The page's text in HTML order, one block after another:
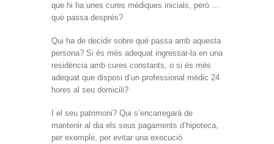
que hi ha unes cures mèdiques inicials, però …
què passa després?
Qui ha de decidir sobre què passa amb aquesta
persona? Si és més adequat ingressar-la en una
residència amb cures constants, o si és més
adequat que disposi d’un professional mèdic 24
hores al seu domicili?
I el seu patrimoni? Qui s’encarregarà de
mantenir al dia els seus pagaments d’hipoteca,
per exemple, per evitar una execució